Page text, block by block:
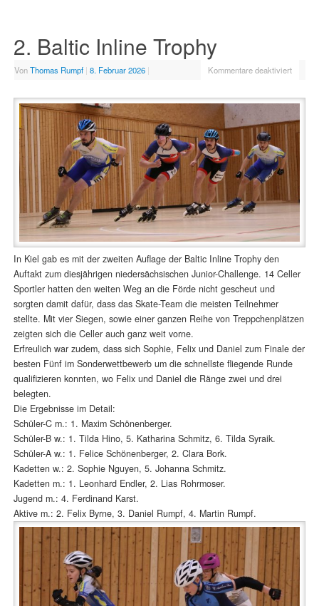
2. Baltic Inline Trophy
VonThomas Rumpf | 8. Februar 2026 | Kommentare deaktiviert
In Kiel gab es mit der zweiten Auflage der Baltic Inline Trophy den
Auftakt zum diesjährigen niedersächsischen Junior-Challenge. 14 Celler
Sportler hatten den weiten Weg an die Förde nicht gescheut und
sorgten damit dafür, dass das Skate-Team die meisten Teilnehmer
stellte. Mit vier Siegen, sowie einer ganzen Reihe von Treppchenplätzen
zeigten sich die Celler auch ganz weit vorne.
Erfreulich war zudem, dass sich Sophie, Felix und Daniel zum Finale der
besten Fünf im Sonderwettbewerb um die schnellste fliegende Runde
qualifizieren konnten, wo Felix und Daniel die Ränge zwei und drei
belegten.
Die Ergebnisse im Detail:
Schüler-C m.: 1. Maxim Schönenberger.
Schüler-B w.: 1. Tilda Hino, 5. Katharina Schmitz, 6. Tilda Syraik.
Schüler-A w.: 1. Felice Schönenberger, 2. Clara Bork.
Kadetten w.: 2. Sophie Nguyen, 5. Johanna Schmitz.
Kadetten m.: 1. Leonhard Endler, 2. Lias Rohrmoser.
Jugend m.: 4. Ferdinand Karst.
Aktive m.: 2. Felix Byrne, 3. Daniel Rumpf, 4. Martin Rumpf.